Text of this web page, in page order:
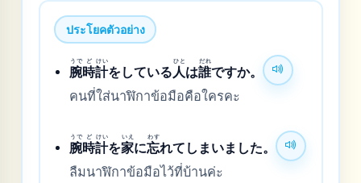
ประโยคตัวอย่าง
腕
うで
時
ど
計
けい
をしている 人
ひと
は誰
だれ
ですか。
คนที่ใส่นาฬิกาข้อมือคือใครคะ
腕
うで
時
ど
計
けい
を家
いえ
に忘
わす
れてしまいました。
ลืมนาฬิกาข้อมือไว้ที่บ้านค่ะ